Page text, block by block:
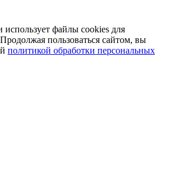
использует файлы cookies для
пользоваться сайтом, вы
политикой обработки персональных